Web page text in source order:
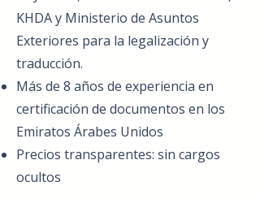
KHDA y Ministerio de Asuntos
Exteriores para la legalización y
traducción.
Más de 8 años de experiencia en
certificación de documentos en los
Emiratos Árabes Unidos
Precios transparentes: sin cargos
ocultos